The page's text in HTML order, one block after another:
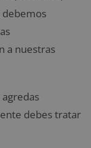
debemos
a nuestras
debes tratar